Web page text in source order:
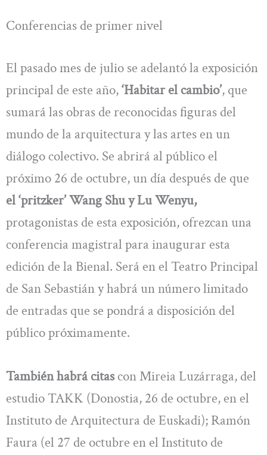
Conferencias de primer nivel
El pasado mes de julio se adelantó la exposición
principal de este año,‘Habitar el cambio’, que
sumará las obras de reconocidas figuras del
mundo de la arquitectura y las artes en un
diálogo colectivo. Se abrirá al público el
próximo 26 de octubre, un día después de que
el ‘pritzker’ Wang Shu y Lu Wenyu,
protagonistas de esta exposición, ofrezcan una
conferencia magistral para inaugurar esta
edición de la Bienal. Será en el Teatro Principal
de San Sebastián y habrá un número limitado
de entradas que se pondrá a disposición del
público próximamente.
También habrá citascon Mireia Luzárraga, del
estudio TAKK (Donostia, 26 de octubre, en el
Instituto de Arquitectura de Euskadi); Ramón
Faura (el 27 de octubre en el Instituto de